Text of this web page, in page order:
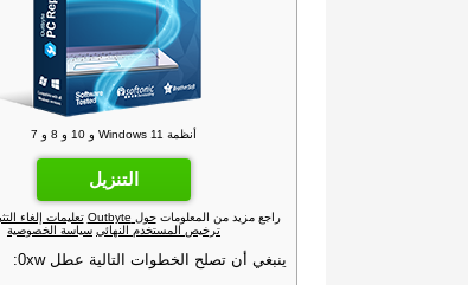
أنظمة Windows 11 و 10 و 8 و 7
التنزيل
راجع مزيد من المعلوماتحول Outbyte تعليمات إلغاء
ترخيص المستخدم النهائي سياسة الخصوصية
ينبغي أن تصلح الخطوات التالية عطل 0xw: